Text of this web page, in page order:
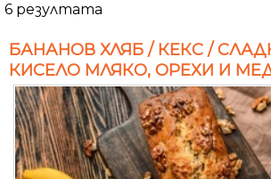
6 резултата
БАНАНОВ ХЛЯБ / КЕКС /
КИСЕЛО МЛЯКО, ОРЕХИ И